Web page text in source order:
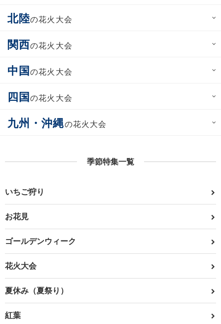
北陸の花火大会
関西の花火大会
中国の花火大会
四国の花火大会
九州・沖縄の花火大会
季節特集一覧
いちご狩り
お花見
ゴールデンウィーク
花火大会
夏休み（夏祭り）
紅葉